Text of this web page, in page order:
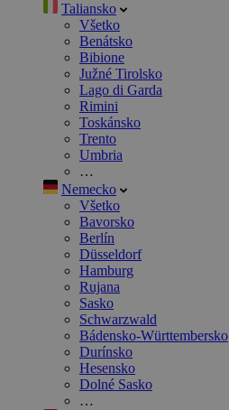
Taliansko
Všetko
Benátsko
Bibione
Južné Tirolsko
Lago di Garda
Rimini
Toskánsko
Trento
Umbria
…
Nemecko
Všetko
Bavorsko
Berlín
Düsseldorf
Hamburg
Rujana
Sasko
Schwarzwald
Bádensko-Württembersko
Durínsko
Hesensko
Dolné Sasko
…